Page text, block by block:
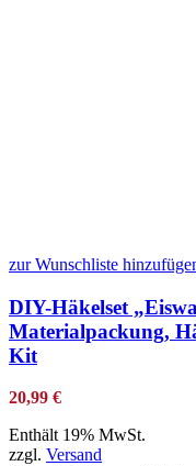
zur Wunschliste
DIY-Häkelset
Materialpackung,
Kit
20,99 €
Enthält 19% MwSt.
zzgl. Versand